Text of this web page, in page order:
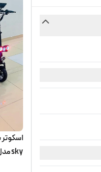
sky مدل W5